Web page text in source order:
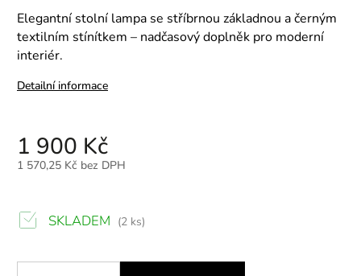
Elegantní stolní lampa se stříbrnou základnou a černým
textilním stínítkem – nadčasový doplněk pro moderní
interiér.
Detailní informace
1 900 Kč
1 570,25 Kč bez DPH
SKLADEM (2 ks)